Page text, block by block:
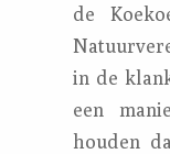
de
in de
een
houden